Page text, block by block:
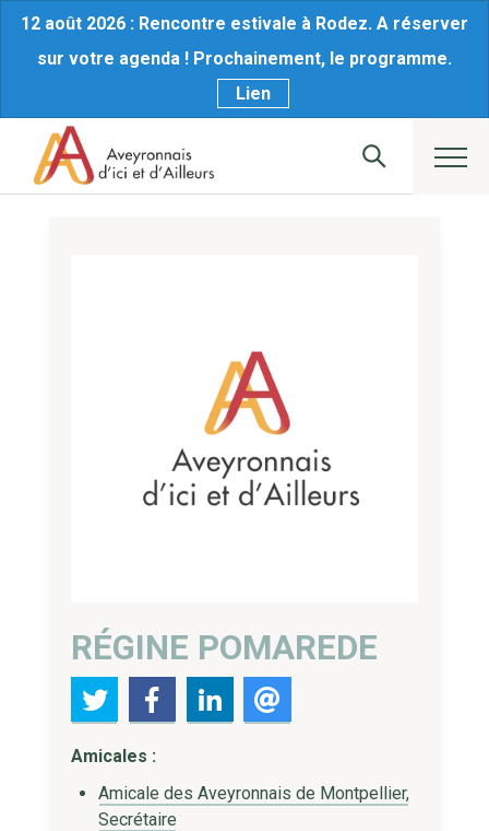
12 août 2026 : Rencontre estivale à Rodez. A réserver
sur votre agenda ! Prochainement, le programme.
Lien
RÉGINE POMAREDE
Amicales :
Amicale des Aveyronnais de Montpellier,
Secrétaire